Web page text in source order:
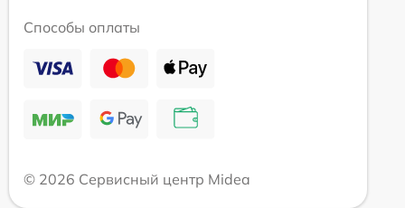
Способы оплаты
© 2026 Сервисный центр Midea